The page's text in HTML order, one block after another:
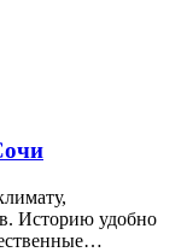
Историю удобно